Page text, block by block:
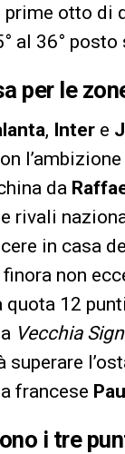
otto di
al 36°
per le
, Inter e
da
rivali
in casa
non
quota 12
Vecchia
superare
francese
i tre